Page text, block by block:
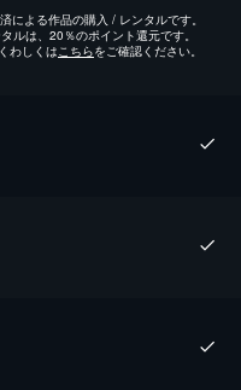
による作品の購入 / レンタルです。
ルは、20％のポイント還元です。
わしくはこちらをご確認ください。